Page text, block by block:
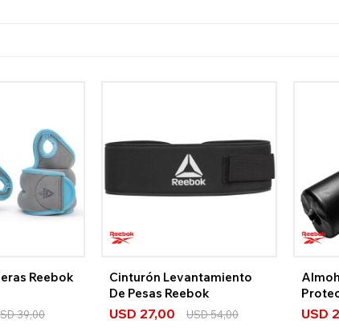
Reebok
39,00
Cinturón Levantamiento
De Pesas Reebok
USD 27,00 USD54,00 USD